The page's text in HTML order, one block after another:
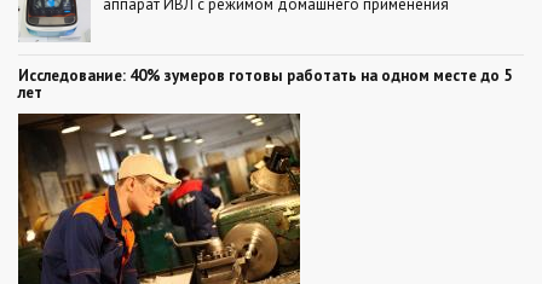
Исследование: 40% зумеров готовы работать на одном месте до 5
лет